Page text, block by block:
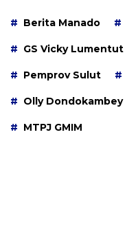
Berita Manado
GS Vicky Lumentut
Pemprov Sulut
Olly Dondokambey
MTPJ GMIM